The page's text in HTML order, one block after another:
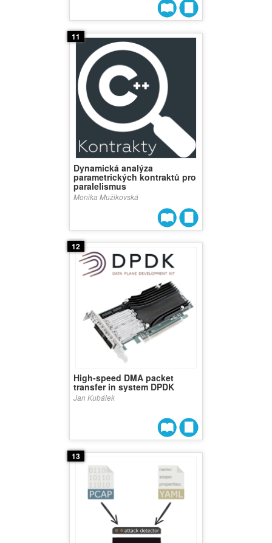
11
Dynamická analýza
parametrických kontraktů pro
paralelismus
Monika Mužikovská
12
High-speed DMA packet
transfer in system DPDK
Jan Kubálek
13